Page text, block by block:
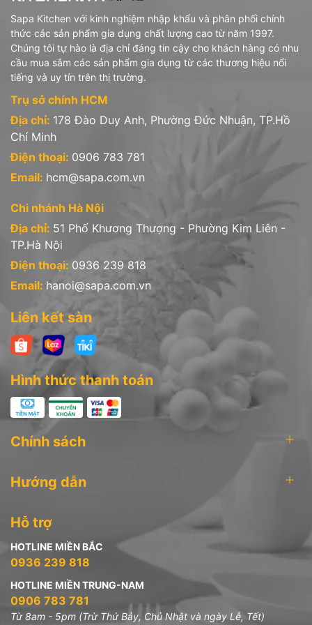
- Chén đĩa thủy tinh opal màu trắng sứ
- Hũ hộp thủy tinh Fido, Quattro
- Chai bình Swing, Oxford, Giara
2 - Diva LaOpala (Ấn Độ): gồm các sản phẩm
- Chén đĩa thủy tinh opal hoa văn
- Ly uống, tách đĩa trà thủy tinh
3 - Iwaki (Nhật Bản): gồm các sản phẩm
- Hũ hộp thủy tinh chịu nhiệt borosilicate
- Bình nước, bình trà thủy tinh chịu nhiệt borosilicate
4- Stoneline (Đức): sản phẩm Nồi chảo chống dính phủ đá thiên
nhiên
5- Sapata (Việt Nam): gồm sản phẩm hũ hộp, chai lọ thủy tinh
Văn phòng công ty:
* Trụ sở tại Hồ Chí Minh: 178 Đào Duy Anh, P.9, Q. Phú Nhuận,
Tp.HCM.
Hotline: 0906 783 781
* Chi nhánh tại Hà Nội: 51 Phố Khương Thượng - Phường Trung
Hotline: 0936 239 818
Sapa Kitchen với kinh nghiệm nhập khẩu và phân phối chính
thức các sản phẩm gia dụng chất lượng cao từ năm 1997.
Chúng tôi tự hào là địa chỉ đáng tin cậy cho khách hàng có nhu
cầu mua sắm các sản phẩm gia dụng từ các thương hiệu nổi
tiếng và uy tín trên thị trường.
Trụ sở chính HCM
Địa chỉ: 178 Đào Duy Anh, Phường Đức Nhuận, TP.Hồ
Chí Minh
Điện thoại: 0906 783 781
Email: hcm@sapa.com.vn
Chi nhánh Hà Nội
Địa chỉ: 51 Phố Khương Thượng - Phường Kim Liên -
TP.Hà Nội
Điện thoại: 0936 239 818
Email: hanoi@sapa.com.vn
Liên kết sàn
Hình thức thanh toán
Chính sách
Hướng dẫn
Hỗ trợ
HOTLINE MIỀN BẮC
0936 239 818
HOTLINE MIỀN TRUNG-NAM
0906 783 781
Từ 8am - 5pm (Trừ Thứ Bảy, Chủ Nhật và ngày Lễ, Tết)